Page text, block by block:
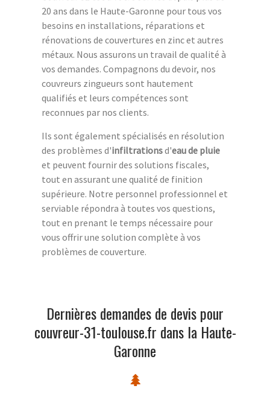
20 ans dans le Haute-Garonne pour tous vos
besoins en installations, réparations et
rénovations de couvertures en zinc et autres
métaux. Nous assurons un travail de qualité à
vos demandes. Compagnons du devoir, nos
couvreurs zingueurs sont hautement
qualifiés et leurs compétences sont
reconnues par nos clients.
Ils sont également spécialisés en résolution
des problèmes d'infiltrationsd'eau de pluie
et peuvent fournir des solutions fiscales,
tout en assurant une qualité de finition
supérieure. Notre personnel professionnel et
serviable répondra à toutes vos questions,
tout en prenant le temps nécessaire pour
vous offrir une solution complète à vos
problèmes de couverture.
Dernières demandes de devis pour
couvreur-31-toulouse.fr dans la Haute-
Garonne